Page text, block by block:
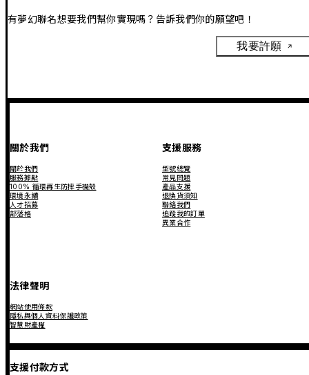
有夢幻聯名想要我們幫你實現嗎？告訴我們你的願望吧！
我要許願
關於我們
關於我們
服務據點
100% 循環再生防摔手機殼
環境永續
人才招募
部落格
支援服務
型號總覽
常見問題
產品支援
退換貨須知
聯絡我們
追蹤我的訂單
異業合作
法律聲明
網站使用條款
隱私與個人資料保護政策
智慧財產權
支援付款方式